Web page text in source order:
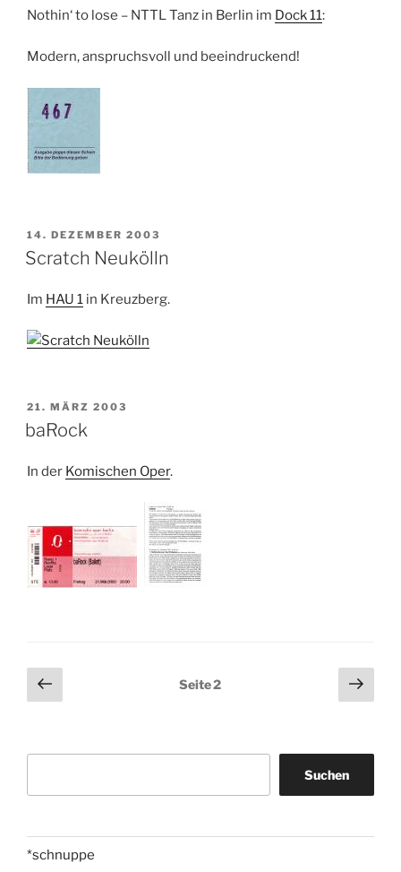
Nothin‘ to lose – NTTL Tanz in Berlin im Dock 11:
Modern, anspruchsvoll und beeindruckend!
VERÖFFENTLICHT
AM
14. DEZEMBER 2003
Scratch Neukölln
Im HAU 1 in Kreuzberg.
VERÖFFENTLICHT
AM
21. MÄRZ 2003
baRock
In der Komischen Oper.
Seitennummerierung
der
Vorherige
Seite
Seite2
Suchen
*schnuppe